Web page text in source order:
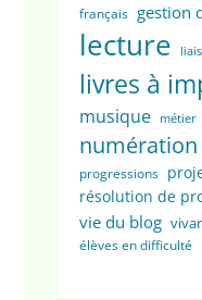
français gestion
lecture
livres à
musique métier
numération
progressions
résolution de
vie du blog
élèves en difficulté